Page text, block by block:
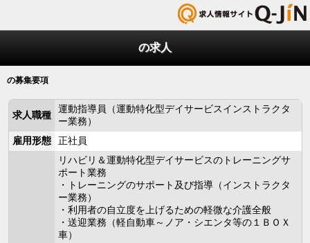
の求人
の募集要項
求人職種
運動指導員（運動特化型デイサービスインストラクタ
ー業務）
雇用形態
正社員
リハビリ＆運動特化型デイサービスのトレーニングサ
ポート業務
・トレーニングのサポート及び指導（インストラクタ
ー業務）
・利用者の自立度を上げるための軽微な介護全般
・送迎業務（軽自動車～ノア・シエンタ等の１ＢＯＸ
車）